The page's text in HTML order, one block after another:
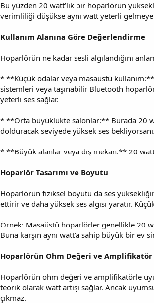
Bu yüzden 20 watt’lık bir hoparlörün
verimliliği düşükse aynı watt yeterli
Kullanım Alanına Göre Değerlendirme
Hoparlörün ne kadar sesli algılandığını
* **Küçük odalar veya masaüstü
sistemleri veya taşınabilir Bluetooth
yeterli ses sağlar.
* **Orta büyüklükte salonlar:** Burada 20
dolduracak seviyede yüksek ses
* **Büyük alanlar veya dış mekan:** 20
Hoparlör Tasarımı ve Boyutu
Hoparlörün fiziksel boyutu da ses
ettirir ve daha yüksek ses algısı yaratır.
Örnek: Masaüstü hoparlörler genellikle 20
Buna karşın aynı watt’a sahip büyük bir ev
Hoparlörün Ohm Değeri ve Amplifikatör
Hoparlörün ohm değeri ve amplifikatörle
teorik olarak watt artışı sağlar. Ancak
çıkmaz.